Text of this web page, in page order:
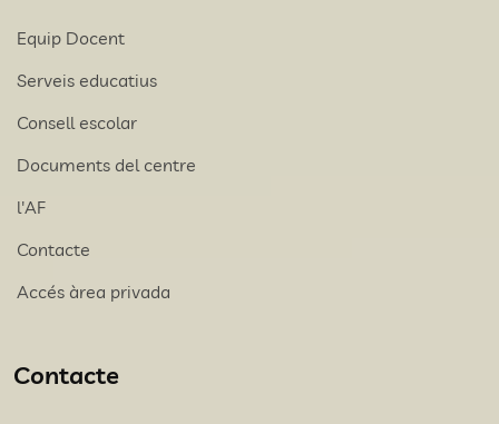
Equip Docent
Serveis educatius
Consell escolar
Documents del centre
l'AF
Contacte
Accés àrea privada
Contacte